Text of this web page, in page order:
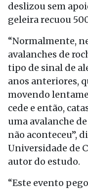
deslizou sem
geleira recuou
“Normalmente,
avalanches de
tipo de sinal de
anos anteriores,
movendo
cede e então,
uma avalanche
não aconteceu”,
Universidade de
autor do estudo.
“Este evento